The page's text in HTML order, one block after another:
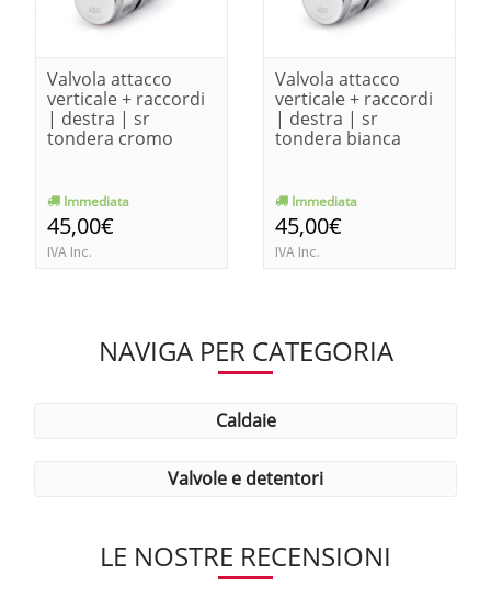
Valvola attacco
verticale + raccordi
| destra | sr
tondera cromo
Immediata
45,00€
IVA Inc.
Valvola attacco
verticale + raccordi
| destra | sr
tondera bianca
Immediata
45,00€
IVA Inc.
NAVIGA PER CATEGORIA
caldaie
valvole e detentori
LE NOSTRE RECENSIONI